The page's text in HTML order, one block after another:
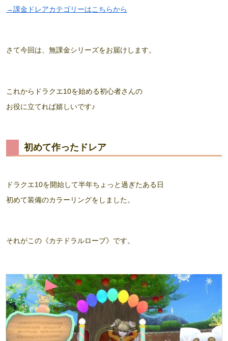
→課金ドレアカテゴリーはこちらから
さて今回は、無課金シリーズをお届けします。
これからドラクエ10を始める初心者さんの
お役に立てれば嬉しいです♪
初めて作ったドレア
ドラクエ10を開始して半年ちょっと過ぎたある日
初めて装備のカラーリングをしました。
それがこの《カテドラルローブ》です。